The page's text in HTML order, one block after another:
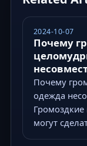
2024-10-07
Почему
Почему
одежда
могут